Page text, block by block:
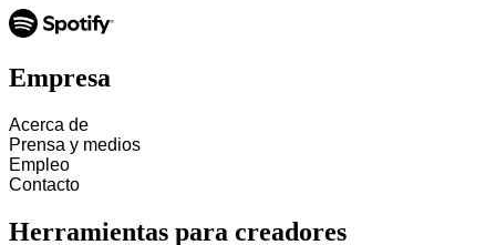
Empresa
Acerca de
Prensa y medios
Empleo
Contacto
Herramientas para creadores